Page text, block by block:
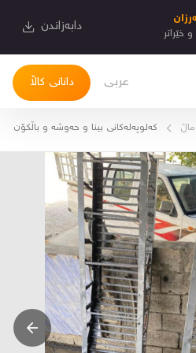
خێراتر دابەزاندن
دانانی کاڵا عربی
کەلوپەلەکانی بینا و حەوشە و باڵکۆن